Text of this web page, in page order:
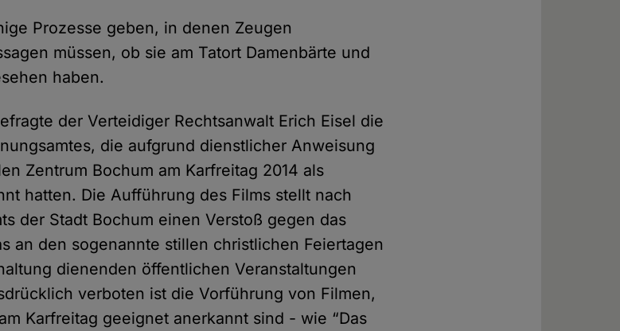
Prozesse geben, in denen Zeugen
müssen, ob sie am Tatort Damenbärte und
haben.
der Verteidiger Rechtsanwalt Erich Eisel die
die aufgrund dienstlicher Anweisung
Zentrum Bochum am Karfreitag 2014 als
hatten. Die Aufführung des Films stellt nach
der Stadt Bochum einen Verstoß gegen das
an den sogenannte stillen christlichen Feiertagen
dienenden öffentlichen Veranstaltungen
verboten ist die Vorführung von Filmen,
Karfreitag geeignet anerkannt sind - wie “Das